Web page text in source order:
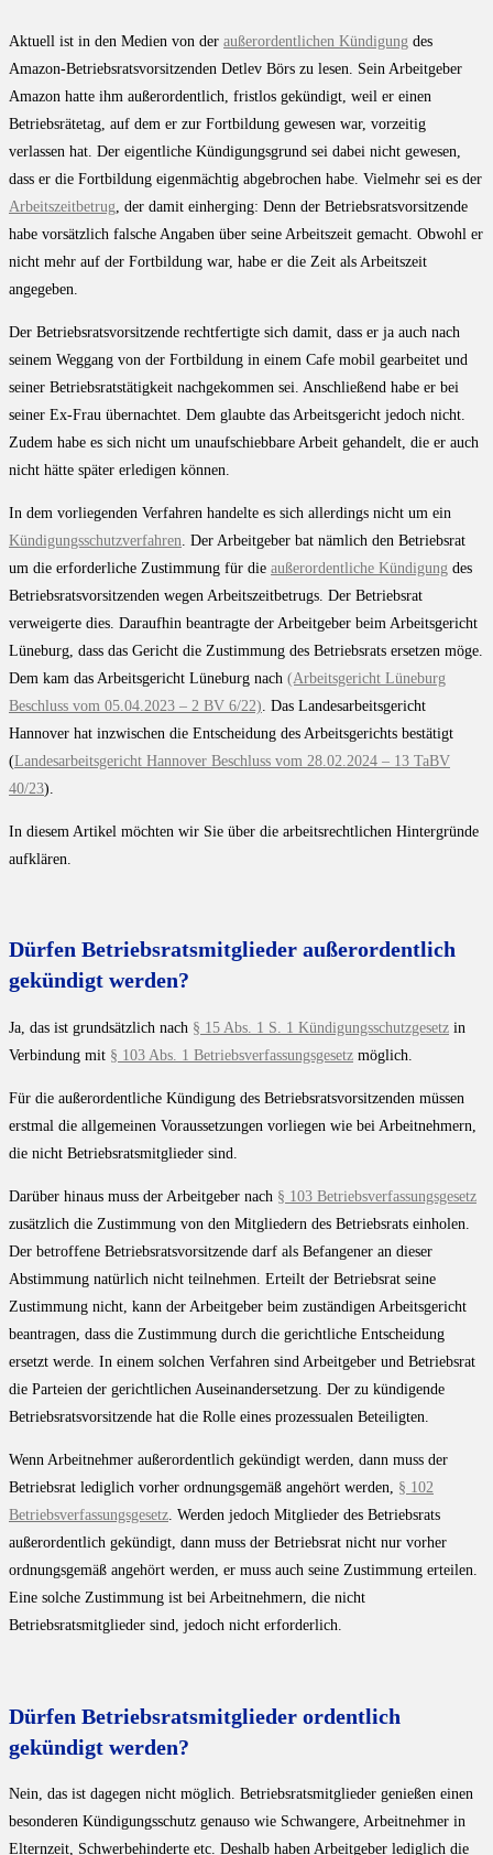
Aktuell ist in den Medien von der außerordentlichen Kündigung des
Amazon-Betriebsratsvorsitzenden Detlev Börs zu lesen. Sein Arbeitgeber
Amazon hatte ihm außerordentlich, fristlos gekündigt, weil er einen
Betriebsrätetag, auf dem er zur Fortbildung gewesen war, vorzeitig
verlassen hat. Der eigentliche Kündigungsgrund sei dabei nicht gewesen,
dass er die Fortbildung eigenmächtig abgebrochen habe. Vielmehr sei es der
Arbeitszeitbetrug , der damit einherging: Denn der Betriebsratsvorsitzende
habe vorsätzlich falsche Angaben über seine Arbeitszeit gemacht. Obwohl er
nicht mehr auf der Fortbildung war, habe er die Zeit als Arbeitszeit
angegeben.
Der Betriebsratsvorsitzende rechtfertigte sich damit, dass er ja auch nach
seinem Weggang von der Fortbildung in einem Cafe mobil gearbeitet und
seiner Betriebsratstätigkeit nachgekommen sei. Anschließend habe er bei
seiner Ex-Frau übernachtet. Dem glaubte das Arbeitsgericht jedoch nicht.
Zudem habe es sich nicht um unaufschiebbare Arbeit gehandelt, die er auch
nicht hätte später erledigen können.
In dem vorliegenden Verfahren handelte es sich allerdings nicht um ein
Kündigungsschutzverfahren . Der Arbeitgeber bat nämlich den Betriebsrat
um die erforderliche Zustimmung für die außerordentliche Kündigung des
Betriebsratsvorsitzenden wegen Arbeitszeitbetrugs. Der Betriebsrat
verweigerte dies. Daraufhin beantragte der Arbeitgeber beim Arbeitsgericht
Lüneburg, dass das Gericht die Zustimmung des Betriebsrats ersetzen möge.
Dem kam das Arbeitsgericht Lüneburg nach (Arbeitsgericht Lüneburg
Beschluss vom 05.04.2023 – 2 BV 6/22) . Das Landesarbeitsgericht
Hannover hat inzwischen die Entscheidung des Arbeitsgerichts bestätigt
(Landesarbeitsgericht Hannover Beschluss vom 28.02.2024 – 13 TaBV
40/23).
In diesem Artikel möchten wir Sie über die arbeitsrechtlichen Hintergründe
aufklären.
Dürfen Betriebsratsmitglieder außerordentlich
gekündigt werden?
Ja, das ist grundsätzlich nach § 15 Abs. 1 S. 1 Kündigungsschutzgesetz in
Verbindung mit § 103 Abs. 1 Betriebsverfassungsgesetz möglich.
Für die außerordentliche Kündigung des Betriebsratsvorsitzenden müssen
erstmal die allgemeinen Voraussetzungen vorliegen wie bei Arbeitnehmern,
die nicht Betriebsratsmitglieder sind.
Darüber hinaus muss der Arbeitgeber nach § 103 Betriebsverfassungsgesetz
zusätzlich die Zustimmung von den Mitgliedern des Betriebsrats einholen.
Der betroffene Betriebsratsvorsitzende darf als Befangener an dieser
Abstimmung natürlich nicht teilnehmen. Erteilt der Betriebsrat seine
Zustimmung nicht, kann der Arbeitgeber beim zuständigen Arbeitsgericht
beantragen, dass die Zustimmung durch die gerichtliche Entscheidung
ersetzt werde. In einem solchen Verfahren sind Arbeitgeber und Betriebsrat
die Parteien der gerichtlichen Auseinandersetzung. Der zu kündigende
Betriebsratsvorsitzende hat die Rolle eines prozessualen Beteiligten.
Wenn Arbeitnehmer außerordentlich gekündigt werden, dann muss der
Betriebsrat lediglich vorher ordnungsgemäß angehört werden, § 102
Betriebsverfassungsgesetz. Werden jedoch Mitglieder des Betriebsrats
außerordentlich gekündigt, dann muss der Betriebsrat nicht nur vorher
ordnungsgemäß angehört werden, er muss auch seine Zustimmung erteilen.
Eine solche Zustimmung ist bei Arbeitnehmern, die nicht
Betriebsratsmitglieder sind, jedoch nicht erforderlich.
Dürfen Betriebsratsmitglieder ordentlich
gekündigt werden?
Nein, das ist dagegen nicht möglich. Betriebsratsmitglieder genießen einen
besonderen Kündigungsschutz genauso wie Schwangere, Arbeitnehmer in
Elternzeit, Schwerbehinderte etc. Deshalb haben Arbeitgeber lediglich die